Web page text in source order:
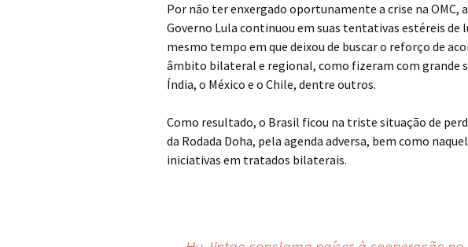
Por não ter enxergado oportunamente a crise na OMC,
Governo Lula continuou em suas tentativas estéreis
mesmo tempo em que deixou de buscar o reforço de
âmbito bilateral e regional, como fizeram com grande
Índia, o México e o Chile, dentre outros.
Como resultado, o Brasil ficou na triste situação de
da Rodada Doha, pela agenda adversa, bem como
iniciativas em tratados bilaterais.